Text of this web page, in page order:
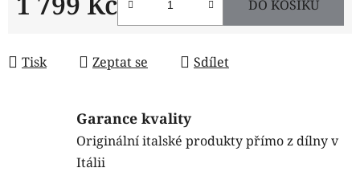
DO KOŠÍKU
Tisk Zeptat se Sdílet
Garance kvality
Originální italské produkty přímo z dílny v
Itálii